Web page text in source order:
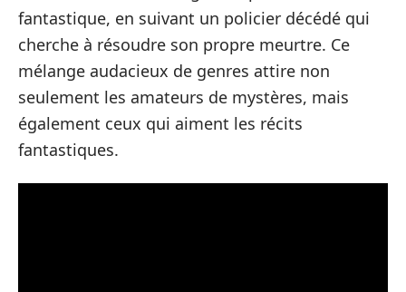
fantastique, en suivant un policier décédé qui
cherche à résoudre son propre meurtre. Ce
mélange audacieux de genres attire non
seulement les amateurs de mystères, mais
également ceux qui aiment les récits
fantastiques.